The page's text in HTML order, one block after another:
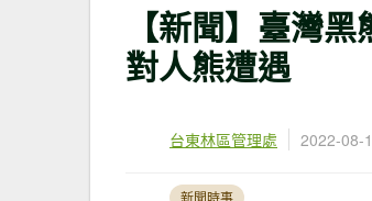
【新聞】臺灣
對人熊遭遇
台東林區管理處 2022-08-
新聞時事